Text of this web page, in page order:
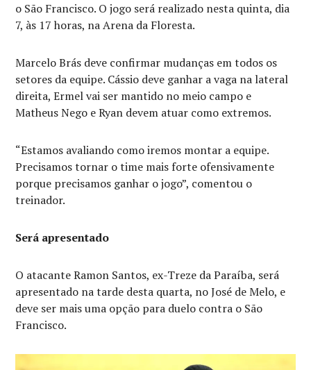
o São Francisco. O jogo será realizado nesta quinta, dia
7, às 17 horas, na Arena da Floresta.
Marcelo Brás deve confirmar mudanças em todos os
setores da equipe. Cássio deve ganhar a vaga na lateral
direita, Ermel vai ser mantido no meio campo e
Matheus Nego e Ryan devem atuar como extremos.
“Estamos avaliando como iremos montar a equipe.
Precisamos tornar o time mais forte ofensivamente
porque precisamos ganhar o jogo”, comentou o
treinador.
Será apresentado
O atacante Ramon Santos, ex-Treze da Paraíba, será
apresentado na tarde desta quarta, no José de Melo, e
deve ser mais uma opção para duelo contra o São
Francisco.